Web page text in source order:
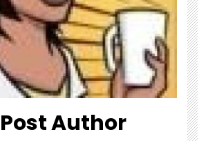
Author